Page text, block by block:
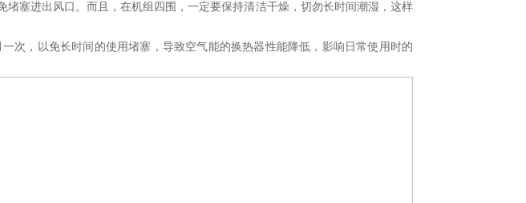
堵塞进出风口。而且，在机组四围，一定要保持清洁干燥，切勿长时间潮湿，这样
一次，以免长时间的使用堵塞，导致空气能的换热器性能降低，影响日常使用时的